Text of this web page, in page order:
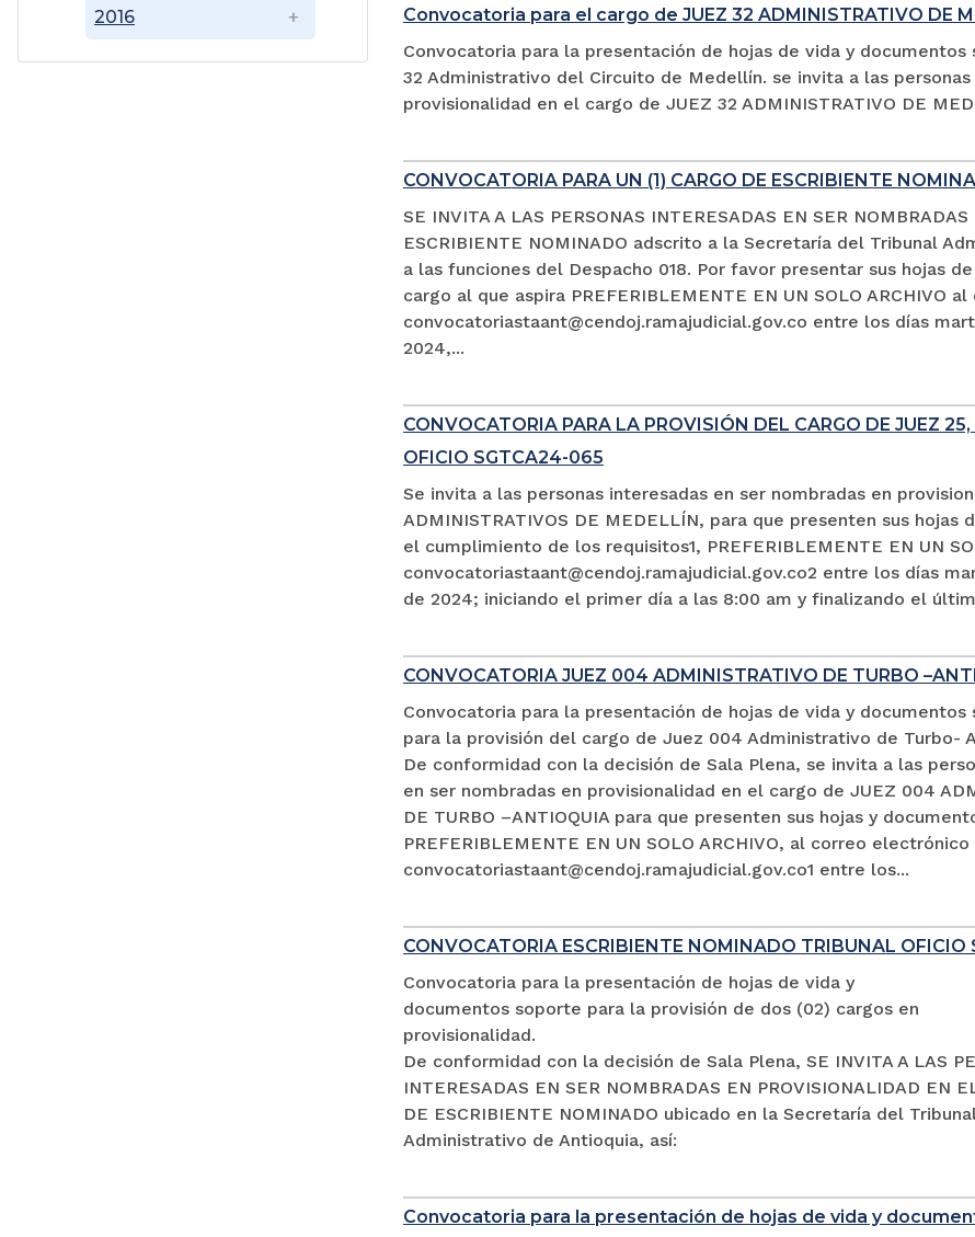
2016
Convocatoria para el cargo de JUEZ 32 ADMINISTRATIVO DE
Convocatoria para la presentación de hojas de vida y
32 Administrativo del Circuito de Medellín. se invita a las
provisionalidad en el cargo de JUEZ 32 ADMINISTRATIVO DE
CONVOCATORIA PARA UN (1) CARGO DE ESCRIBIENTE
SE INVITA A LAS PERSONAS INTERESADAS EN SER
ESCRIBIENTE NOMINADO adscrito a la Secretaría del Tribunal
a las funciones del Despacho 018. Por favor presentar sus hojas
cargo al que aspira PREFERIBLEMENTE EN UN SOLO ARCHIVO
convocatoriastaant@cendoj.ramajudicial.gov.co entre los días
2024,...
CONVOCATORIA PARA LA PROVISIÓN DEL CARGO DE JUEZ
OFICIO SGTCA24-065
Se invita a las personas interesadas en ser nombradas en
ADMINISTRATIVOS DE MEDELLÍN, para que presenten sus
el cumplimiento de los requisitos1, PREFERIBLEMENTE EN UN
convocatoriastaant@cendoj.ramajudicial.gov.co2 entre los días
de 2024; iniciando el primer día a las 8:00 am y finalizando el
CONVOCATORIA JUEZ 004 ADMINISTRATIVO DE TURBO
Convocatoria para la presentación de hojas de vida y documentos
para la provisión del cargo de Juez 004 Administrativo de Turbo-
De conformidad con la decisión de Sala Plena, se invita a las
en ser nombradas en provisionalidad en el cargo de JUEZ 004
DE TURBO –ANTIOQUIA para que presenten sus hojas y
PREFERIBLEMENTE EN UN SOLO ARCHIVO, al correo electrónico
convocatoriastaant@cendoj.ramajudicial.gov.co1 entre los...
CONVOCATORIA ESCRIBIENTE NOMINADO TRIBUNAL
Convocatoria para la presentación de hojas de vida y
documentos soporte para la provisión de dos (02) cargos en
provisionalidad.
De conformidad con la decisión de Sala Plena, SE INVITA A LAS
INTERESADAS EN SER NOMBRADAS EN PROVISIONALIDAD EN
DE ESCRIBIENTE NOMINADO ubicado en la Secretaría del
Administrativo de Antioquia, así:
Convocatoria para la presentación de hojas de vida y